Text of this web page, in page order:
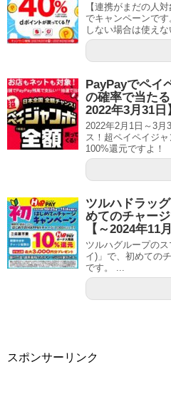
【連携がまだの人
でキャンペーンで
しない場合は使えな
PayPayでペイ
の確率で当た
2022年3月31日
2022年2月1日～3月
ス！超ペイペイジ
100%還元ですよ！
ツルハドラッ
めてのチャー
【～2024年11
ツルハグループの
イ)」で、初めての
です。 ...
スポンサーリンク